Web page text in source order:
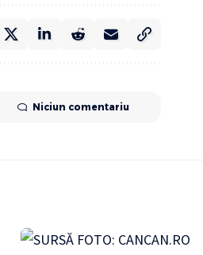
Niciun comentariu